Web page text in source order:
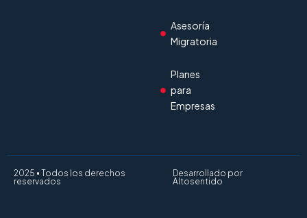
Asesoría
Migratoria
Planes
para
Empresas
2025 • Todos los derechos
reservados
Desarrollado por
Altosentido